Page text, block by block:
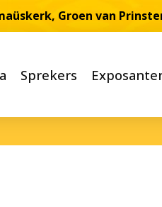
Groen van
Sprekers